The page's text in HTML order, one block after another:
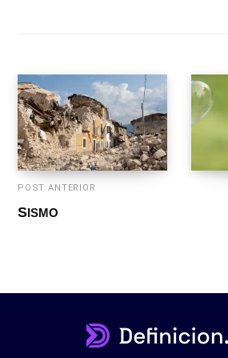
POST ANTERIOR
SISMO